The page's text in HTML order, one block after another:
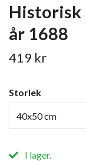
Historisk
år 1688
419 kr
Storlek
40x50 cm
I lager.